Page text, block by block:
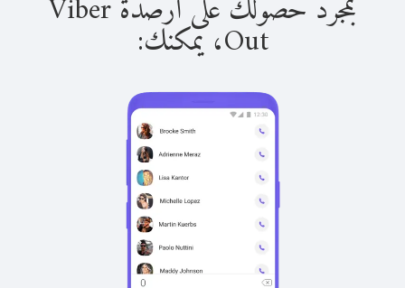
بمجرد حصولك على أرصدة Viber
Out، يمكنك: